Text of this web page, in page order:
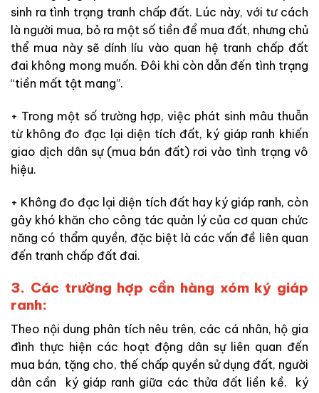
sinh ra tình trạng tranh chấp đất. Lúc này, với tư cách
là người mua, bỏ ra một số tiền để mua đất, nhưng chủ
thể mua này sẽ dính líu vào quan hệ tranh chấp đất
đai không mong muốn. Đôi khi còn dẫn đến tình trạng
“tiền mất tật mang”.
+ Trong một số trường hợp, việc phát sinh mâu thuẫn
từ không đo đạc lại diện tích đất, ký giáp ranh khiến
giao dịch dân sự (mua bán đất) rơi vào tình trạng vô
hiệu.
+ Không đo đạc lại diện tích đất hay ký giáp ranh, còn
gây khó khăn cho công tác quản lý của cơ quan chức
năng có thẩm quyền, đặc biệt là các vấn đề liên quan
đến tranh chấp đất đai.
3. Các trường hợp cần hàng xóm ký giáp
ranh:
Theo nội dung phân tích nêu trên, các cá nhân, hộ gia
đình thực hiện các hoạt động dân sự liên quan đến
mua bán, tặng cho, thế chấp quyền sử dụng đất, người
dân cần ký giáp ranh giữa các thửa đất liền kề. ký